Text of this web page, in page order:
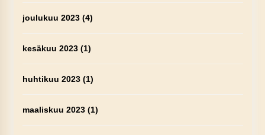
joulukuu 2023(4)
kesäkuu 2023(1)
huhtikuu 2023(1)
maaliskuu 2023(1)